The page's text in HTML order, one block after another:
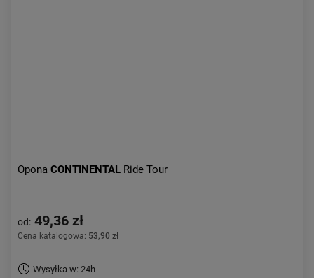
Opona CONTINENTAL Ride Tour
od: 49,36 zł
Cena katalogowa: 53,90 zł
Wysyłka w: 24h